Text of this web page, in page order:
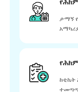
ታማኝ
ከቲኬት